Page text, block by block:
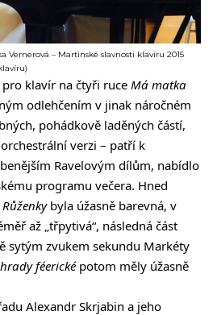
Vernerová – Martinské slavnosti klavíru 2015
pro klavír na čtyři ruce Má matka
odlehčením v jinak náročném
pohádkově laděných částí,
verzi – patří k
Ravelovým dílům, nabídlo
programu večera. Hned
byla úžasně barevná, v
až „třpytivá“, následná část
sytým zvukem sekundu Markéty
féericképotom měly úžasně
Alexandr Skrjabin a jeho